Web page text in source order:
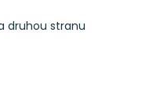
druhou stranu